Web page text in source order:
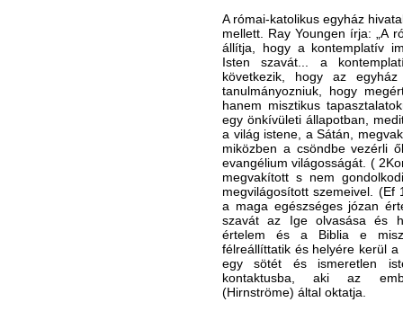
A római-katolikus egyház
mellett. Ray Youngen írja: „A
állítja, hogy a kontemplatív
Isten szavát... a
következik, hogy az
tanulmányozniuk, hogy
hanem misztikus
egy önkívületi állapotban,
a világ istene, a Sátán,
miközben a csöndbe vezérli
evangélium világosságát. (
megvakított s nem
megvilágosított szemeivel.
a maga egészséges józan
szavát az Ige olvasása és
értelem és a Biblia e
félreállíttatik és helyére kerül
egy sötét és ismeretlen
kontaktusba, aki az
(Hirnströme) által oktatja.